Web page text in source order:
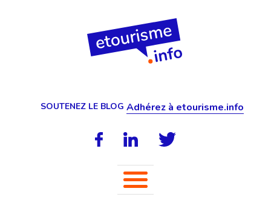
SOUTENEZ LE BLOG Adhérez à etourisme.info